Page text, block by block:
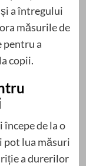
a întregului
măsurile de
pentru a
copii.
de la o
lua măsuri
a durerilor